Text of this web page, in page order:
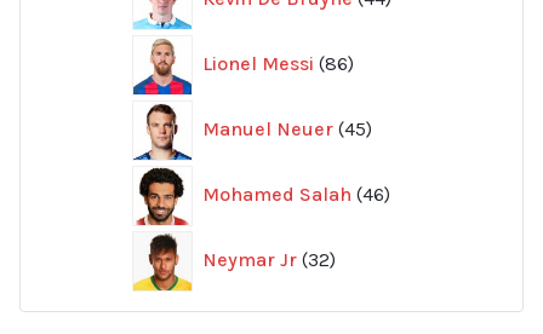
produkter
Lionel Messi 86
produkter
Manuel Neuer 45
produkter
Mohamed Salah 46
produkter
Neymar Jr 32
produkter